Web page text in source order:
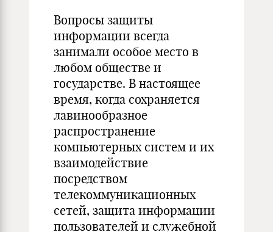
Вопросы защиты
информации всегда
занимали особое место в
любом обществе и
государстве. В настоящее
время, когда сохраняется
лавинообразное
распространение
компьютерных систем и их
взаимодействие
посредством
телекоммуникационных
сетей, защита информации
пользователей и служебной